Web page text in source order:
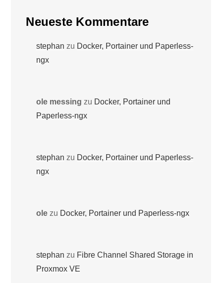
Neueste Kommentare
stephan zu Docker, Portainer und Paperless-
ngx
ole messing zu Docker, Portainer und
Paperless-ngx
stephan zu Docker, Portainer und Paperless-
ngx
ole zu Docker, Portainer und Paperless-ngx
stephan zu Fibre Channel Shared Storage in
Proxmox VE